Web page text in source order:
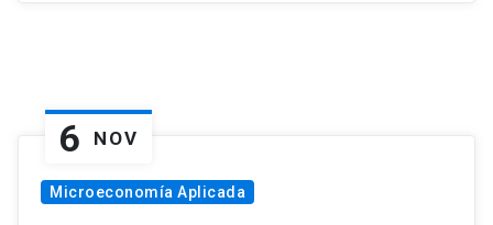
6 NOV
Microeconomía Aplicada